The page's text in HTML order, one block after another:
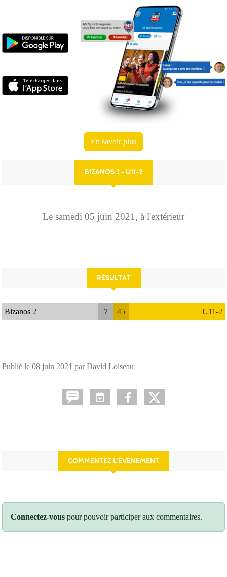
BIZANOS 2 - U11-2
Le samedi 05 juin 2021, à l'extérieur
RÉSULTAT
Bizanos 2 7 45 U11-2
Publié le 08 juin 2021 par David Loiseau
COMMENTEZ L’ÉVÈNEMENT
Connectez-vous pour pouvoir participer aux commentaires.
En savoir plus